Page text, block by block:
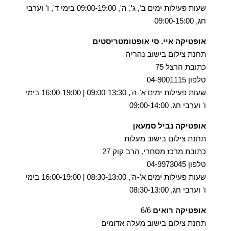
שעות פעילות ימים ב', ג', ה', 09:00-19:00 בימי ד', ו' וערבי
חג, 09:00-15:00
אופטיקה איי. סי אופטומטריסטים
תחנת צילום בישוב נהריה
כתובת הרצל 75
טלפון 04-9001115
שעות פעילות ימים א'-ה', 09:00-13:30 | 16:00-19:00 בימי
ו' וערבי חג, 09:00-14:00
אופטיקה נביל סמעאן
תחנת צילום בישוב מעלות
כתובת מרכז מסחרי, הרב קוק 27
טלפון 04-9973045
שעות פעילות ימים א'-ה', 08:30-13:00 | 16:00-19:00 בימי
ו' וערבי חג, 08:30-13:00
אופטיקה רואים
תחנת צילום בישוב מעלה אדומים